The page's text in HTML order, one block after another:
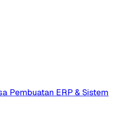
Pembuatan ERP & Sistem